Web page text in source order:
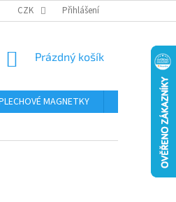
CZK Přihlášení
NÁKUPNÍ
Prázdný košík
MAGNETKY
ČÍSLA